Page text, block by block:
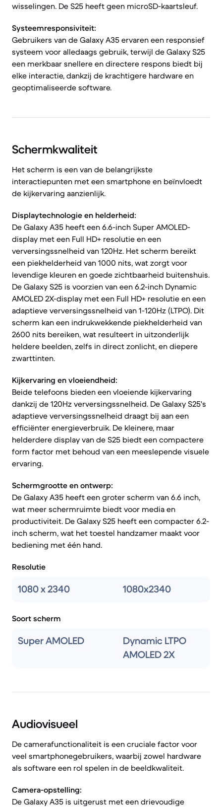
wisselingen. De S25 heeft geen microSD-kaartsleuf.
Systeemresponsiviteit:
Gebruikers van de Galaxy A35 ervaren een responsief
systeem voor alledaags gebruik, terwijl de Galaxy S25
een merkbaar snellere en directere respons biedt bij
elke interactie, dankzij de krachtigere hardware en
geoptimaliseerde software.
Schermkwaliteit
Het scherm is een van de belangrijkste
interactiepunten met een smartphone en beïnvloedt
de kijkervaring aanzienlijk.
Displaytechnologie en helderheid:
De Galaxy A35 heeft een 6.6-inch Super AMOLED-
display met een Full HD+ resolutie en een
verversingssnelheid van 120Hz. Het scherm bereikt
een piekhelderheid van 1000 nits, wat zorgt voor
levendige kleuren en goede zichtbaarheid buitenshuis.
De Galaxy S25 is voorzien van een 6.2-inch Dynamic
AMOLED 2X-display met een Full HD+ resolutie en een
adaptieve verversingssnelheid van 1-120Hz (LTPO). Dit
scherm kan een indrukwekkende piekhelderheid van
2600 nits bereiken, wat resulteert in uitzonderlijk
heldere beelden, zelfs in direct zonlicht, en diepere
zwarttinten.
Kijkervaring en vloeiendheid:
Beide telefoons bieden een vloeiende kijkervaring
dankzij de 120Hz verversingssnelheid. De Galaxy S25's
adaptieve verversingssnelheid draagt bij aan een
efficiënter energieverbruik. De kleinere, maar
helderdere display van de S25 biedt een compactere
form factor met behoud van een meeslepende visuele
ervaring.
Schermgrootte en ontwerp:
De Galaxy A35 heeft een groter scherm van 6.6 inch,
wat meer schermruimte biedt voor media en
productiviteit. De Galaxy S25 heeft een compacter 6.2-
inch scherm, wat het toestel handzamer maakt voor
bediening met één hand.
Resolutie
1080 x 2340 1080x2340
Soort scherm
Super AMOLED
Dynamic LTPO
AMOLED 2X
Audiovisueel
De camerafunctionaliteit is een cruciale factor voor
veel smartphonegebruikers, waarbij zowel hardware
als software een rol spelen in de beeldkwaliteit.
Camera-opstelling:
De Galaxy A35 is uitgerust met een drievoudige